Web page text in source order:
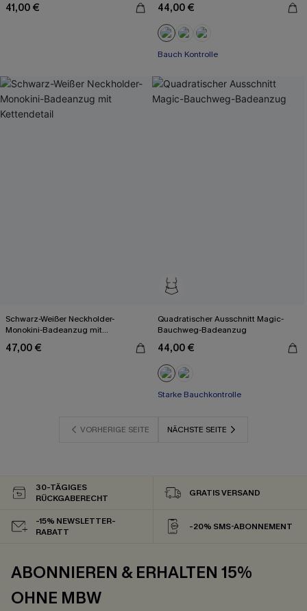
41,00 € 44,00 €
Bauch Kontrolle
Schwarz-Weißer Neckholder-
Monokini-Badeanzug mit
47,00 €
Quadratischer Ausschnitt Magic-
Bauchweg-Badeanzug
44,00 €
Starke Bauchkontrolle
VORHERIGE SEITE NÄCHSTE SEITE
30-TÄGIGES
RÜCKGABERECHT
GRATIS VERSAND
-15% NEWSLETTER-
RABATT
-20% SMS-ABONNEMENT
ABONNIEREN & ERHALTEN 15%
OHNE MBW